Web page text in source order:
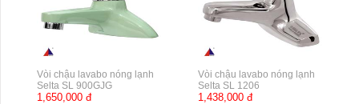
Vòi chậu lavabo nóng lạnh
Selta SL 900GJG
1,650,000 đ
Vòi chậu lavabo nóng lạnh
Selta SL 1206
1,438,000 đ